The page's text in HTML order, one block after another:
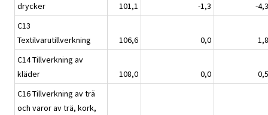
drycker
101,1 -1,3
-4,3
C13
Textilvarutillverkning
106,6 0,0
1,8
C14 Tillverkning av
kläder
108,0 0,0
0,5
C16 Tillverkning av trä
och varor av trä, kork,